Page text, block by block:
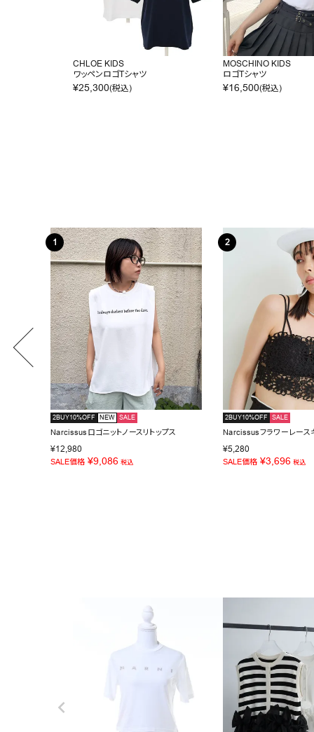
CHLOE KIDS
ワッペンロゴTシャツ
¥25,300(税込)
MOSCHINO KIDS
ロゴTシャツ
¥16,500(税込)
2BUY10%OFF NEW SALE
Narcissusロゴニットノースリトップス
¥12,980
SALE価格 ¥9,086 税込
2BUY10%OFF SALE
Narcissusフラワーレース
¥5,280
SALE価格 ¥3,696 税込